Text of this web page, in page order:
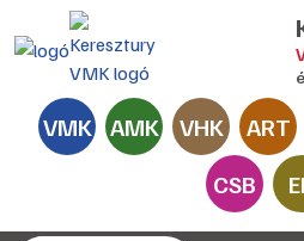
VMK AMK VHK ART
CSB